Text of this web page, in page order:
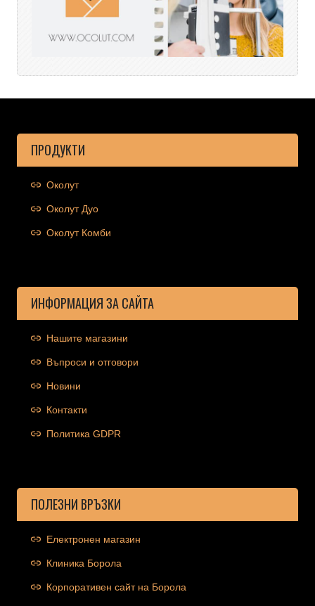
ПРОДУКТИ
Околут
Околут Дуо
Околут Комби
ИНФОРМАЦИЯ ЗА САЙТА
Нашите магазини
Въпроси и отговори
Новини
Контакти
Политика GDPR
ПОЛЕЗНИ ВРЪЗКИ
Електронен магазин
Клиника Борола
Корпоративен сайт на Борола